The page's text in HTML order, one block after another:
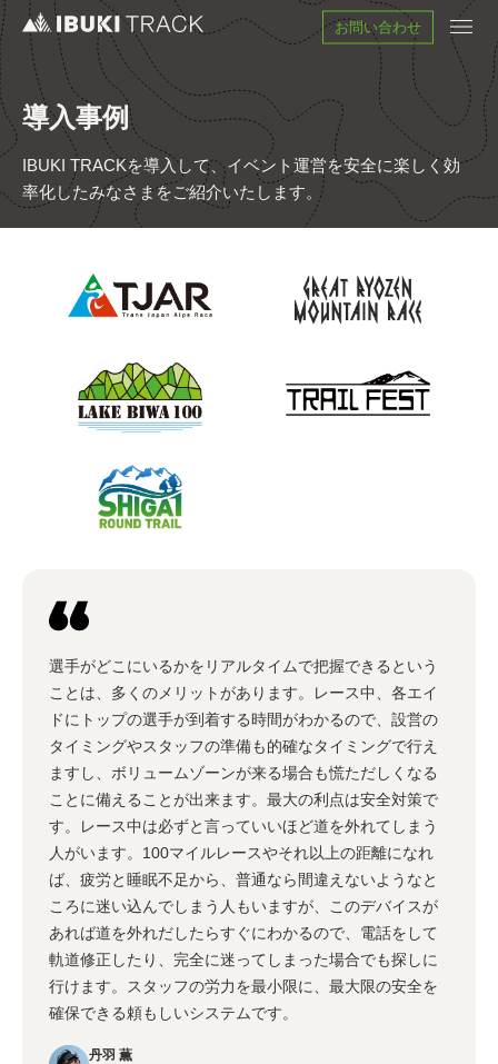
お問い合わせ
導入事例
IBUKI TRACKを導入して、イベント運営を安全に楽しく効
率化したみなさまをご紹介いたします。
選手がどこにいるかをリアルタイムで把握できるという
ことは、多くのメリットがあります。レース中、各エイ
ドにトップの選手が到着する時間がわかるので、設営の
タイミングやスタッフの準備も的確なタイミングで行え
ますし、ボリュームゾーンが来る場合も慌ただしくなる
ことに備えることが出来ます。最大の利点は安全対策で
す。レース中は必ずと言っていいほど道を外れてしまう
人がいます。100マイルレースやそれ以上の距離になれ
ば、疲労と睡眠不足から、普通なら間違えないようなと
ころに迷い込んでしまう人もいますが、このデバイスが
あれば道を外れだしたらすぐにわかるので、電話をして
軌道修正したり、完全に迷ってしまった場合でも探しに
行けます。スタッフの労力を最小限に、最大限の安全を
確保できる頼もしいシステムです。
丹羽 薫